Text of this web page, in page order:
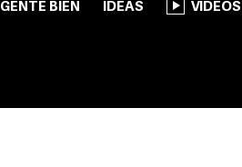
GENTE BIEN IDEAS VIDEOS